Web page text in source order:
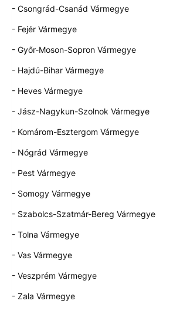
- Csongrád-Csanád Vármegye
- Fejér Vármegye
- Győr-Moson-Sopron Vármegye
- Hajdú-Bihar Vármegye
- Heves Vármegye
- Jász-Nagykun-Szolnok Vármegye
- Komárom-Esztergom Vármegye
- Nógrád Vármegye
- Pest Vármegye
- Somogy Vármegye
- Szabolcs-Szatmár-Bereg Vármegye
- Tolna Vármegye
- Vas Vármegye
- Veszprém Vármegye
- Zala Vármegye